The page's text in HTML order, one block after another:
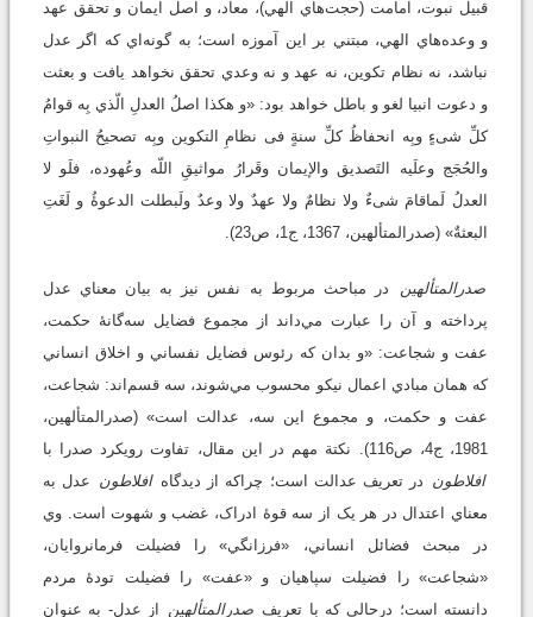
قبيل نبوت، امامت (حجت‌هاي الهي)، معاد، و اصل ايمان و تحقق عهد
و وعده‌هاي الهي، مبتني بر اين آموزه است؛ به گونه‌اي که اگر عدل
نباشد، نه نظام تکوين، نه عهد و نه وعدي تحقق نخواهد يافت و بعثت
و دعوت انبيا لغو و باطل خواهد بود: «و هكذا اصلُ العدلِ الّذي بِه قوامُ
كلِّ شى‏ءٍ وبِه انحفاظُ كلِّ سنةٍ فى نظامِ التكوين وبِه تصحيحُ النبواتِ
والحُجَج وعلَيه التَصديق والإيمان وقَرارُ مواثيقِ اللّه وعُهوده، فلَو لا
العدلُ لَماقامَ شى‏ءٌ ولا نظامٌ ولا عهدٌ ولا وعدٌ ولَبطلت الدعوۀُ و لَغَتِ
البعثةٌ» (صدرالمتألهين، 1367، ج‏1، ص23).
صدرالمتألهين
در مباحث مربوط به نفس نيز به بيان معناي عدل
پرداخته و آن را عبارت مي‌داند از مجموع فضايل سه‌گانۀ حکمت،
عفت و شجاعت: «و بدان که رئوس فضايل نفساني و اخلاق انساني
که همان مبادي اعمال نيکو محسوب مي‌شوند، سه قسم‌اند: شجاعت،
عفت و حکمت، و مجموع اين سه، عدالت است» (صدرالمتألهين،
1981، ج4، ص116). نکتة مهم در اين مقال، تفاوت رويکرد صدرا با
افلاطون در تعريف عدالت است؛ چراکه از ديدگاه افلاطون عدل به
معناي اعتدال در هر يک از سه قوۀ ادراک، غضب و شهوت است. وي
در مبحث فضائل انساني، «فرزانگي» را فضيلت فرمانروايان،
«شجاعت» را فضيلت سپاهيان و «عفت» را فضيلت تودۀ مردم
دانسته است؛ درحالي که با تعريف صدرالمتألهين از عدل- به عنوان